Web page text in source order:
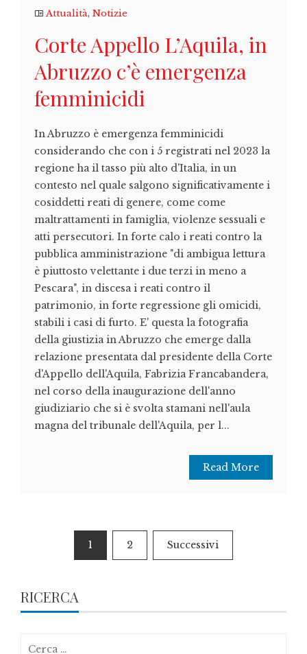
Attualità, Notizie
Corte Appello L’Aquila, in
Abruzzo c’è emergenza
femminicidi
In Abruzzo è emergenza femminicidi
considerando che con i 5 registrati nel 2023 la
regione ha il tasso più alto d'Italia, in un
contesto nel quale salgono significativamente i
cosiddetti reati di genere, come come
maltrattamenti in famiglia, violenze sessuali e
atti persecutori. In forte calo i reati contro la
pubblica amministrazione "di ambigua lettura
è piuttosto velettante i due terzi in meno a
Pescara", in discesa i reati contro il
patrimonio, in forte regressione gli omicidi,
stabili i casi di furto. E' questa la fotografia
della giustizia in Abruzzo che emerge dalla
relazione presentata dal presidente della Corte
d'Appello dell'Aquila, Fabrizia Francabandera,
nel corso della inaugurazione dell'anno
giudiziario che si è svolta stamani nell'aula
magna del tribunale dell'Aquila, per l...
Read More
Paginazione
articoli
1 2 Successivi
RICERCA